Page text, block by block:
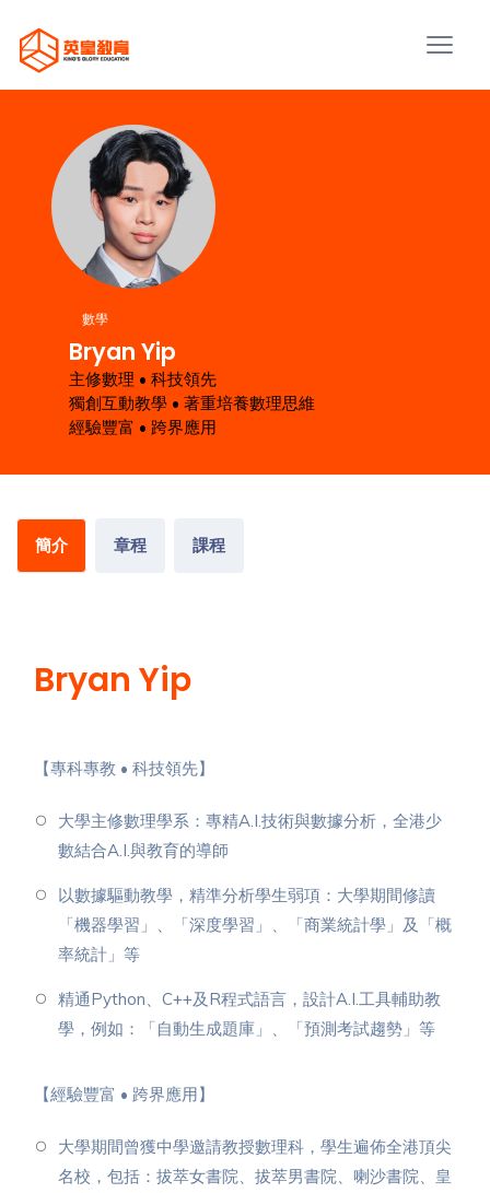
數學
Bryan Yip
主修數理 • 科技領先
獨創互動教學 • 著重培養數理思維
經驗豐富 • 跨界應用
簡介 章程 課程
Bryan Yip
【專科專教 • 科技領先】
⁠大學主修數理學系：專精A.I.技術與數據分析，全港少
數結合A.I.與教育的導師
⁠以數據驅動教學，精準分析學生弱項：大學期間修讀
「機器學習」、「深度學習」、「商業統計學」及「概
率統計」等
⁠精通Python、C++及R程式語言，設計A.I.工具輔助教
學，例如：「自動生成題庫」、「預測考試趨勢」等
【經驗豐富 • 跨界應用】
⁠大學期間曾獲中學邀請教授數理科，學生遍佈全港頂尖
名校，包括：拔萃女書院、拔萃男書院、喇沙書院、皇